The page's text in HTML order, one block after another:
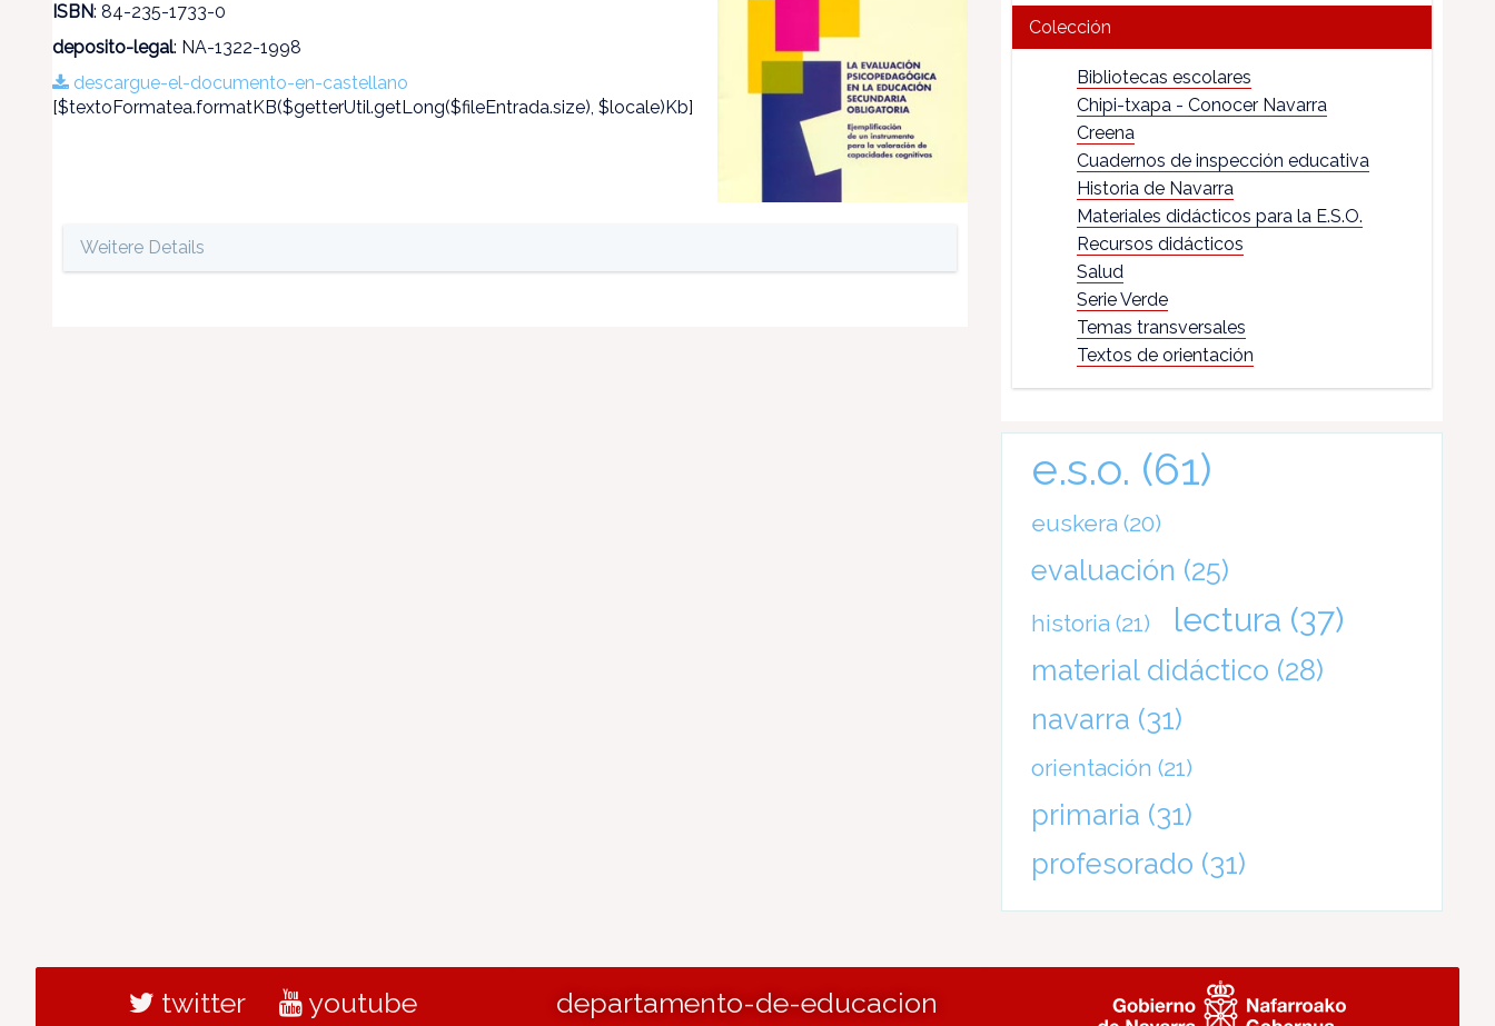
ISBN: 84-235-1733-0
deposito-legal: NA-1322-1998
descargue-el-documento-en-castellano
[$textoFormatea.formatKB($getterUtil.getLong($fileEntrada.size), $locale)Kb]
Weitere Details
Colección
Bibliotecas escolares
Chipi-txapa - Conocer Navarra
Creena
Cuadernos de inspección educativa
Historia de Navarra
Materiales didácticos para la E.S.O.
Recursos didácticos
Salud
Serie Verde
Temas transversales
Textos de orientación
e.s.o. (61)
euskera (20)
evaluación (25)
historia (21) lectura (37)
material didáctico (28)
navarra (31)
orientación (21)
primaria (31)
profesorado (31)
twitter youtube departamento-de-educacion